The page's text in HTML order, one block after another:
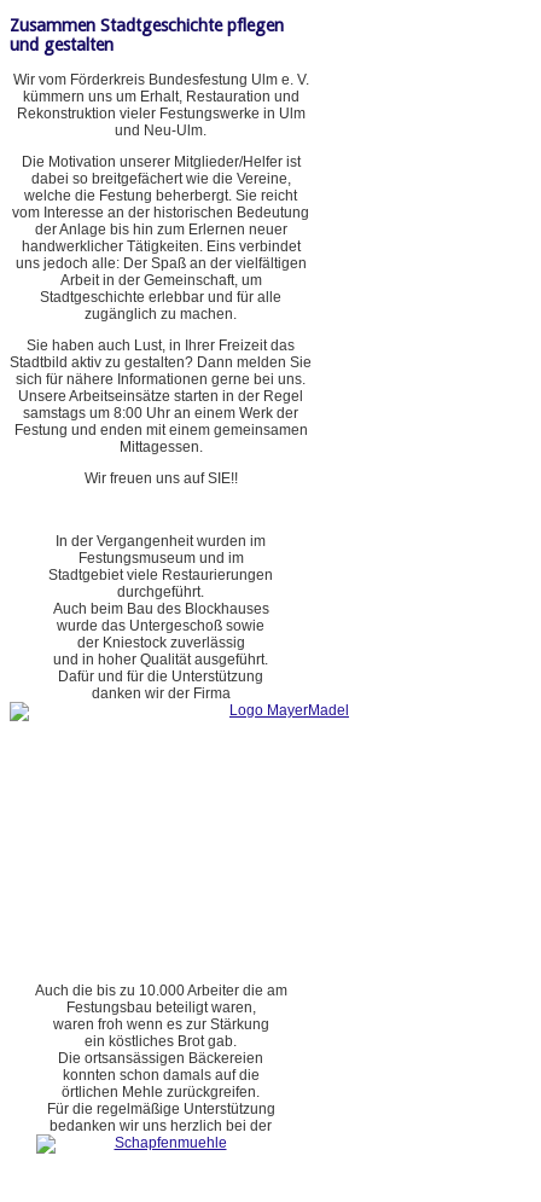
Zusammen Stadtgeschichte pflegen
und gestalten
Wir vom Förderkreis Bundesfestung Ulm e. V.
kümmern uns um Erhalt, Restauration und
Rekonstruktion vieler Festungswerke in Ulm
und Neu-Ulm.
Die Motivation unserer Mitglieder/Helfer ist
dabei so breitgefächert wie die Vereine,
welche die Festung beherbergt. Sie reicht
vom Interesse an der historischen Bedeutung
der Anlage bis hin zum Erlernen neuer
handwerklicher Tätigkeiten. Eins verbindet
uns jedoch alle: Der Spaß an der vielfältigen
Arbeit in der Gemeinschaft, um
Stadtgeschichte erlebbar und für alle
zugänglich zu machen.
Sie haben auch Lust, in Ihrer Freizeit das
Stadtbild aktiv zu gestalten? Dann melden Sie
sich für nähere Informationen gerne bei uns.
Unsere Arbeitseinsätze starten in der Regel
samstags um 8:00 Uhr an einem Werk der
Festung und enden mit einem gemeinsamen
Mittagessen.
Wir freuen uns auf SIE!!
In der Vergangenheit wurden im
Festungsmuseum und im
Stadtgebiet viele Restaurierungen
durchgeführt.
Auch beim Bau des Blockhauses
wurde das Untergeschoß sowie
der Kniestock zuverlässig
und in hoher Qualität ausgeführt.
Dafür und für die Unterstützung
danken wir der Firma
Auch die bis zu 10.000 Arbeiter die am
Festungsbau beteiligt waren,
waren froh wenn es zur Stärkung
ein köstliches Brot gab.
Die ortsansässigen Bäckereien
konnten schon damals auf die
örtlichen Mehle zurückgreifen.
Für die regelmäßige Unterstützung
bedanken wir uns herzlich bei der